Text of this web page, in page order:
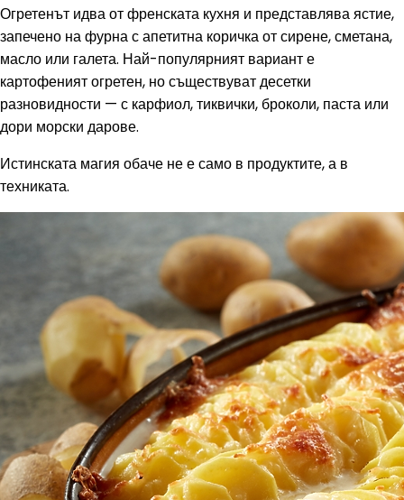
Огретенът идва от френската кухня и представлява ястие,
запечено на фурна с апетитна коричка от сирене, сметана,
масло или галета. Най-популярният вариант е
картофеният огретен, но съществуват десетки
разновидности — с карфиол, тиквички, броколи, паста или
дори морски дарове.
Истинската магия обаче не е само в продуктите, а в
техниката.